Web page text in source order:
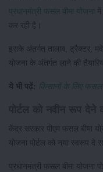
प्रधानमंत्री फसल बीमा योजना
कर रही है।
इसके अंतर्गत तालाब, ट्रैक्टर,
योजना के अंतर्गत लाने की
ये भी पढ़ें: किसानों के लिए
केंद्र सरकार पीएम फसल बीमा
योजना पोर्टल को नया स्वरूप दे
प्रधानमंत्री फसल बीमा योजना